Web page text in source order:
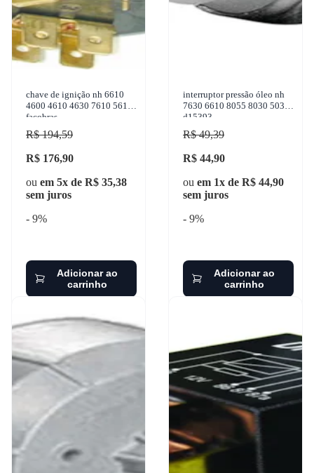
chave de ignição nh 6610
4600 4610 4630 7610 5610
facobras
R$ 194,59
R$ 176,90
ou em 5x de R$ 35,38
sem juros
- 9%
Adicionar ao
carrinho
interruptor pressão óleo nh
7630 6610 8055 8030 5030
d15393
R$ 49,39
R$ 44,90
ou em 1x de R$ 44,90
sem juros
- 9%
Adicionar ao
carrinho